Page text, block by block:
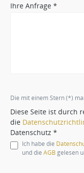
Ihre Anfrage *
Die mit einem Stern (*)
Diese Seite ist durch
die
Datenschutz *
Ich habe die
und die AGB gelesen